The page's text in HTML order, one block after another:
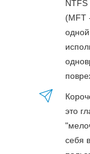
(MFT
это
себя